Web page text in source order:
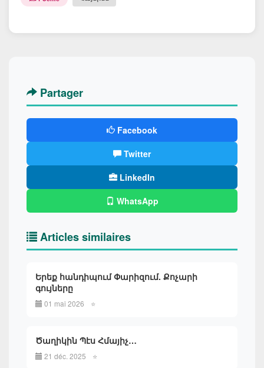
Partager
Facebook
Twitter
LinkedIn
WhatsApp
Articles similaires
Երեք հանդիպում Փարիզում. Քոչարի
գույները
01 mai 2026 ⭐
Ծաղիկին Պէս Հմայիչ…
21 déc. 2025 ⭐